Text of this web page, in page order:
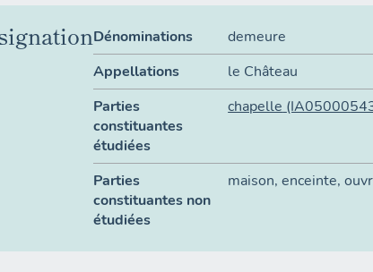
Dénominations
demeure
Appellations
le Château
Parties
constituantes
étudiées
chapelle
Parties
constituantes non
étudiées
maison,enceinte,